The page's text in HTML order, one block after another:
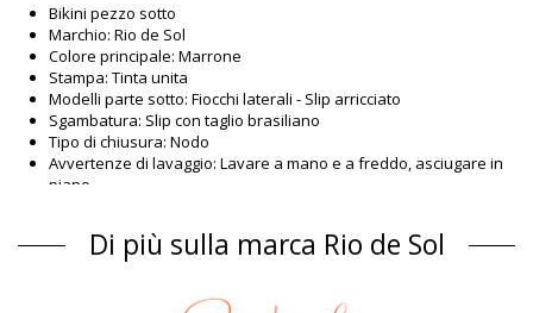
Bikini pezzo sotto
Marchio: Rio de Sol
Colore principale: Marrone
Stampa: Tinta unita
Modelli parte sotto: Fiocchi laterali - Slip arricciato
Sgambatura: Slip con taglio brasiliano
Tipo di chiusura: Nodo
Avvertenze di lavaggio: Lavare a mano e a freddo, asciugare in
piano
Bikini pezzo sotto Marrone Rio de Sol SPRING
Composizione
Di più sulla marca Rio de Sol